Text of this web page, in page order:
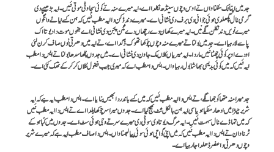
جد میں اپنا نک سنکنا واں تے اوس وچوں سینڈھ نکلدا اے، ایہ میرے منہ تے کوئی سجاوٹی موتی نئیں۔ ایہ بڑھیپے دی
گرمی نال پگھلدی ہوئی جوانی دی برف دی نشانی اے۔ میرے دند ڈگن دا ایہ مطلب نئیں کہ ہن کسے نیانے وانگوں
میرے نویں دند نکلن لگے نیں۔ ایہ میرے کھان دے رچھاں دے ٹُٹن پجن دی نشانی اے جنہوں موت دا دیوتا اک
پاسے لا رہیا اے۔ جد میں بولنا تے میرے منہ وچوں چوکھا تھوک ڈگدا اے، تے ایہ میں دھرتی نوں صاف کرن لئی
اودے اوپر کوئی چھٹا نئیں ماردا۔ ایہ میریاں گلاں مک جاون دی نشانی اے۔ میں جدوں پُٹھا سدھا بولنا تے ایس دا مطلب
ایہ نئیں کہ میں کوئی بدیسی بھاشا بول رہیا واں۔ ایس دا مطلب اے کہ میری جِیب فضول گلاں کر کر کے تھک گئی اے۔
جد میرا منہ متھا کوجھا لگے، تے ایس دا ایہ مطلب نئیں کہ میں کسے باندر دا بھیس بنایا اے۔ ایس دا مطلب ایہ ہے کہ ایہ
شریر جیہڑا میں ادھار منگیا ہویا سی ایہ ہن بالکل ٹُٹ بھج گیا اے۔ جدوں میرا سر چوکھا ہِلدا اے تے ایس دا ایہ مطلب نئیں
کہ میں تہاڈے نال سہمت نئیں۔ ایہ مرگ دیوتا دی سوٹی دی میرے سر تے وجی ہوئی سٹ اے۔ جدوں میں کُبا ہو کے
ٹُرنا وان تے ایس دا ایہ مطلب نئیں کہ میں اپنی گواچی ہوئی سوئی پیا لبھنا واں۔ ایس دا صاف مطلب ایہ ہے کہ میرے شریر
وچوں دھرتی دا عنصر ڈھلدا جا رہیا اے۔